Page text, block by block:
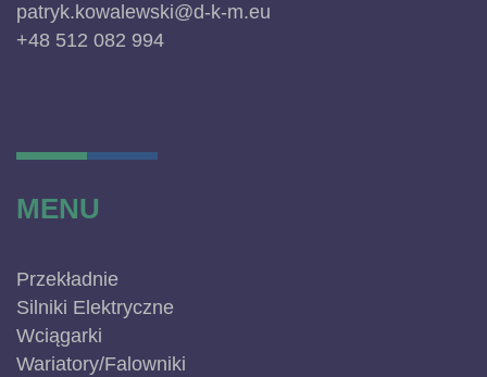
patryk.kowalewski@d-k-m.eu
+48 512 082 994
MENU
Przekładnie
Silniki Elektryczne
Wciągarki
Wariatory/Falowniki